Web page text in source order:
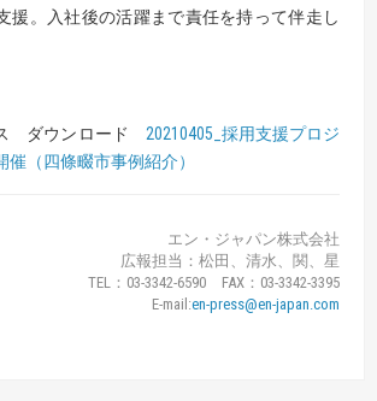
援。入社後の活躍まで責任を持って伴走し
ダウンロード 20210405_採用支援プロジ
催（四條畷市事例紹介）
エン・ジャパン株式会社
広報担当：松田、清水、関、星
TEL：03-3342-6590 FAX：03-3342-3395
E-mail:en-press@en-japan.com